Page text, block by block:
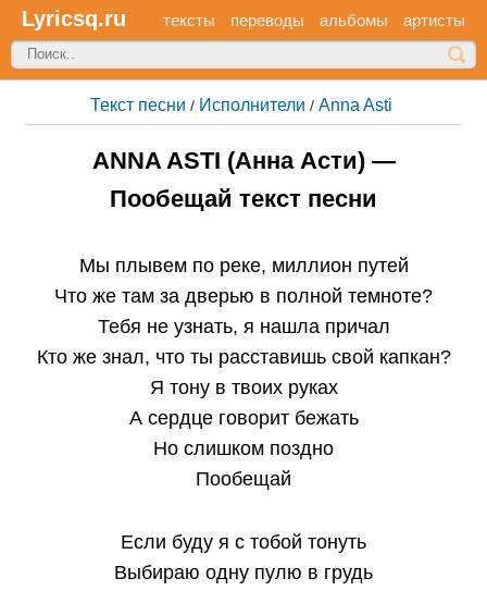
Lyricsq.ru тексты переводы альбомы артисты
Текст песни / Исполнители / Anna Asti
ANNA ASTI (Анна Асти) —
Пообещай текст песни
Мы плывем по реке, миллион путей
Что же там за дверью в полной темноте?
Тебя не узнать, я нашла причал
Кто же знал, что ты расставишь свой капкан?
Я тону в твоих руках
А сердце говорит бежать
Но слишком поздно
Пообещай
Если буду я с тобой тонуть
Выбираю одну пулю в грудь